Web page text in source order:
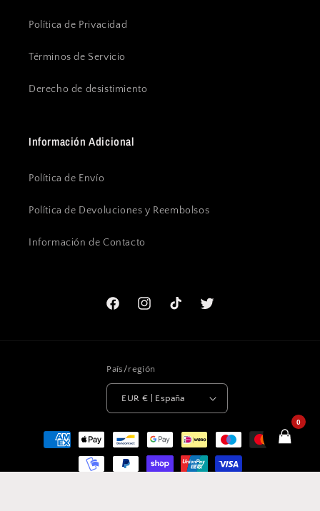
Política de Privacidad
Términos de Servicio
Derecho de desistimiento
Información Adicional
Política de Envío
Política de Devoluciones y Reembolsos
Información de Contacto
FacebookInstagramTikTok Twitter
País/región
EUR € | España
Formas
pago
0